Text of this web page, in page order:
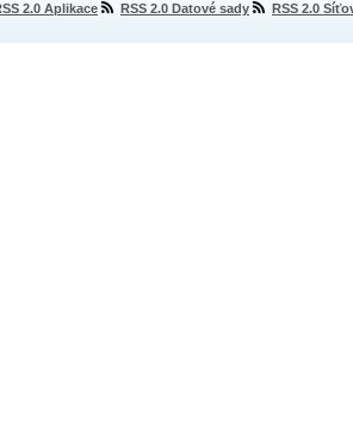
2.0 Aplikace
RSS 2.0 Datové sady RSS 2.0